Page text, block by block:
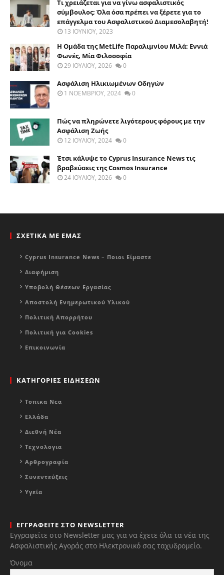
Τι χρειάζεται για να γίνω ασφαλιστικός
σύμβουλος; Όλα όσα πρέπει να ξέρετε για το
επάγγελμα του Ασφαλιστικού Διαμεσολαβητή!
13 ΙΟΥΝΊΟΥ, 2023
Η Ομάδα της MetLife Παραλιμνίου Μιλά: Εννιά
Φωνές, Μία Φιλοσοφία
29 ΙΟΥΛΊΟΥ, 2026 0
Ασφάλιση Ηλικιωμένων Οδηγών
1 ΝΟΕΜΒΡΊΟΥ, 2024 0
Πώς να πληρώνετε λιγότερους φόρους με την
Ασφάλιση Ζωής
12 ΙΟΥΛΊΟΥ, 2024 0
Έτσι κάλυψε το Cyprus Insurance News τις
βραβεύσεις της Cosmos Insurance
24 ΙΟΥΛΊΟΥ, 2026 0
ΣΧΕΤΙΚΑ ΜΕ ΕΜΑΣ
Cyprus Insurance News – Ποιοι Είμαστε
Διαφήμιση
Υποβολή Θέσεων Εργασίας
Αποστολή Ενημερωτικού Υλικού
Πολιτική Απορρήτου
Πολιτική για Cookies
Επικοινωνία
ΚΑΤΗΓΟΡΙΕΣ ΕΙΔΗΣΕΩΝ
Τοπικα Νεα
Ελλάδα
Διεθνή Νέα
Τεχνολογια
Αρθρογραφία
Συνεντεύξεις
Υγεία
ΕΓΓΡΑΦΕΙΤΕ ΣΤΟ NEWSLETTER
Εγγραφείτε στο Newsletter μας για να έχετε όλα τα νέα της
Ασφαλιστικής Αγοράς στο Ηλεκτρονικό σας ταχυδρομείο.
Όνομα